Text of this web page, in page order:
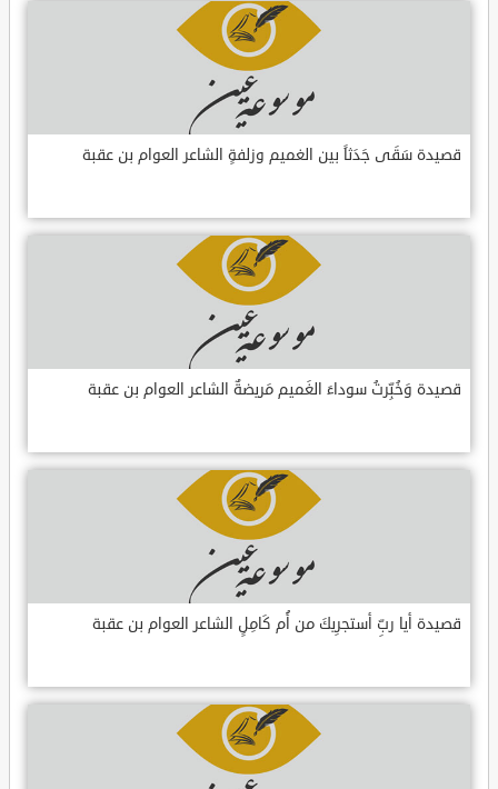
قصيدة سَقَى جَدَثاً بين الغميم وزلفةٍ الشاعر العوام بن عقبة
قصيدة وَخُبِّرتُ سوداءَ الغَميم مَريضةٌ الشاعر العوام بن عقبة
قصيدة أيا ربِّ أستجرِيكَ من أُم كَامِلٍ الشاعر العوام بن عقبة